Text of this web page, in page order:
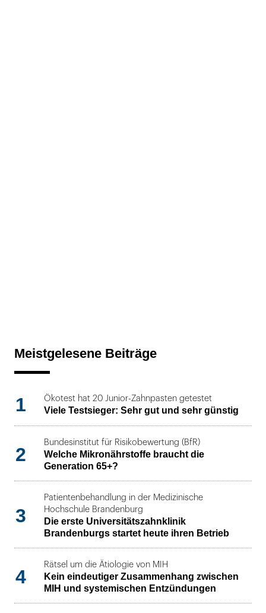
Meistgelesene Beiträge
1 Ökotest hat 20 Junior-Zahnpasten getestet
Viele Testsieger: Sehr gut und sehr günstig
2
Bundesinstitut für Risikobewertung (BfR)
Welche Mikronährstoffe braucht die
Generation 65+?
3
Patientenbehandlung in der Medizinische
Hochschule Brandenburg
Die erste Universitätszahnklinik
Brandenburgs startet heute ihren Betrieb
4
Rätsel um die Ätiologie von MIH
Kein eindeutiger Zusammenhang zwischen
MIH und systemischen Entzündungen